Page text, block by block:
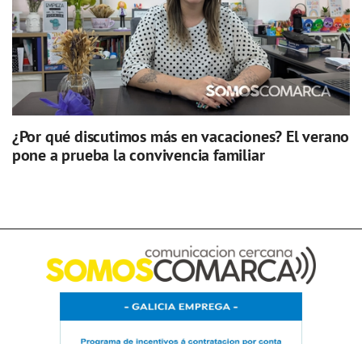
¿Por qué discutimos más en vacaciones? El verano
pone a prueba la convivencia familiar